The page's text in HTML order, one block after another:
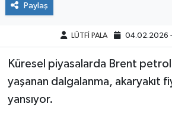
Paylaş
LÜTFİ PALA 04.02.2026
Küresel piyasalarda Brent
yaşanan dalgalanma, akaryakıt
yansıyor.